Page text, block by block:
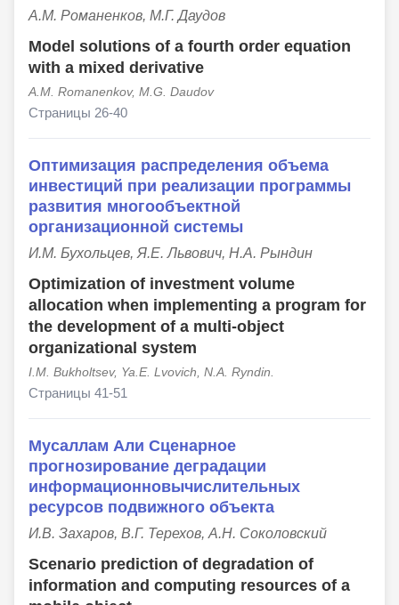
А.М. Романенков, М.Г. Даудов
Model solutions of a fourth order equation
with a mixed derivative
A.M. Romanenkov, M.G. Daudov
Страницы 26-40
Оптимизация распределения объема
инвестиций при реализации программы
развития многообъектной
организационной системы
И.М. Бухольцев, Я.Е. Львович, Н.А. Рындин
Optimization of investment volume
allocation when implementing a program for
the development of a multi-object
organizational system
I.M. Bukholtsev, Ya.E. Lvovich, N.A. Ryndin.
Страницы 41-51
Мусаллам Али Сценарное
прогнозирование деградации
информационновычислительных
ресурсов подвижного объекта
И.В. Захаров, В.Г. Терехов, А.Н. Соколовский
Scenario prediction of degradation of
information and computing resources of a